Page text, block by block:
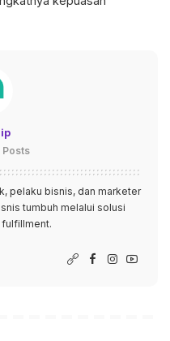
Posts
pelaku bisnis, dan marketer
tumbuh melalui solusi